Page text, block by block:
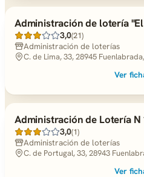
Administración de lotería
3,0(21)
Administración de loterías
C. de Lima, 33, 28945
Ver
Administración de Lotería N
3,0(1)
Administración de loterías
C. de Portugal, 33, 28943
Ver